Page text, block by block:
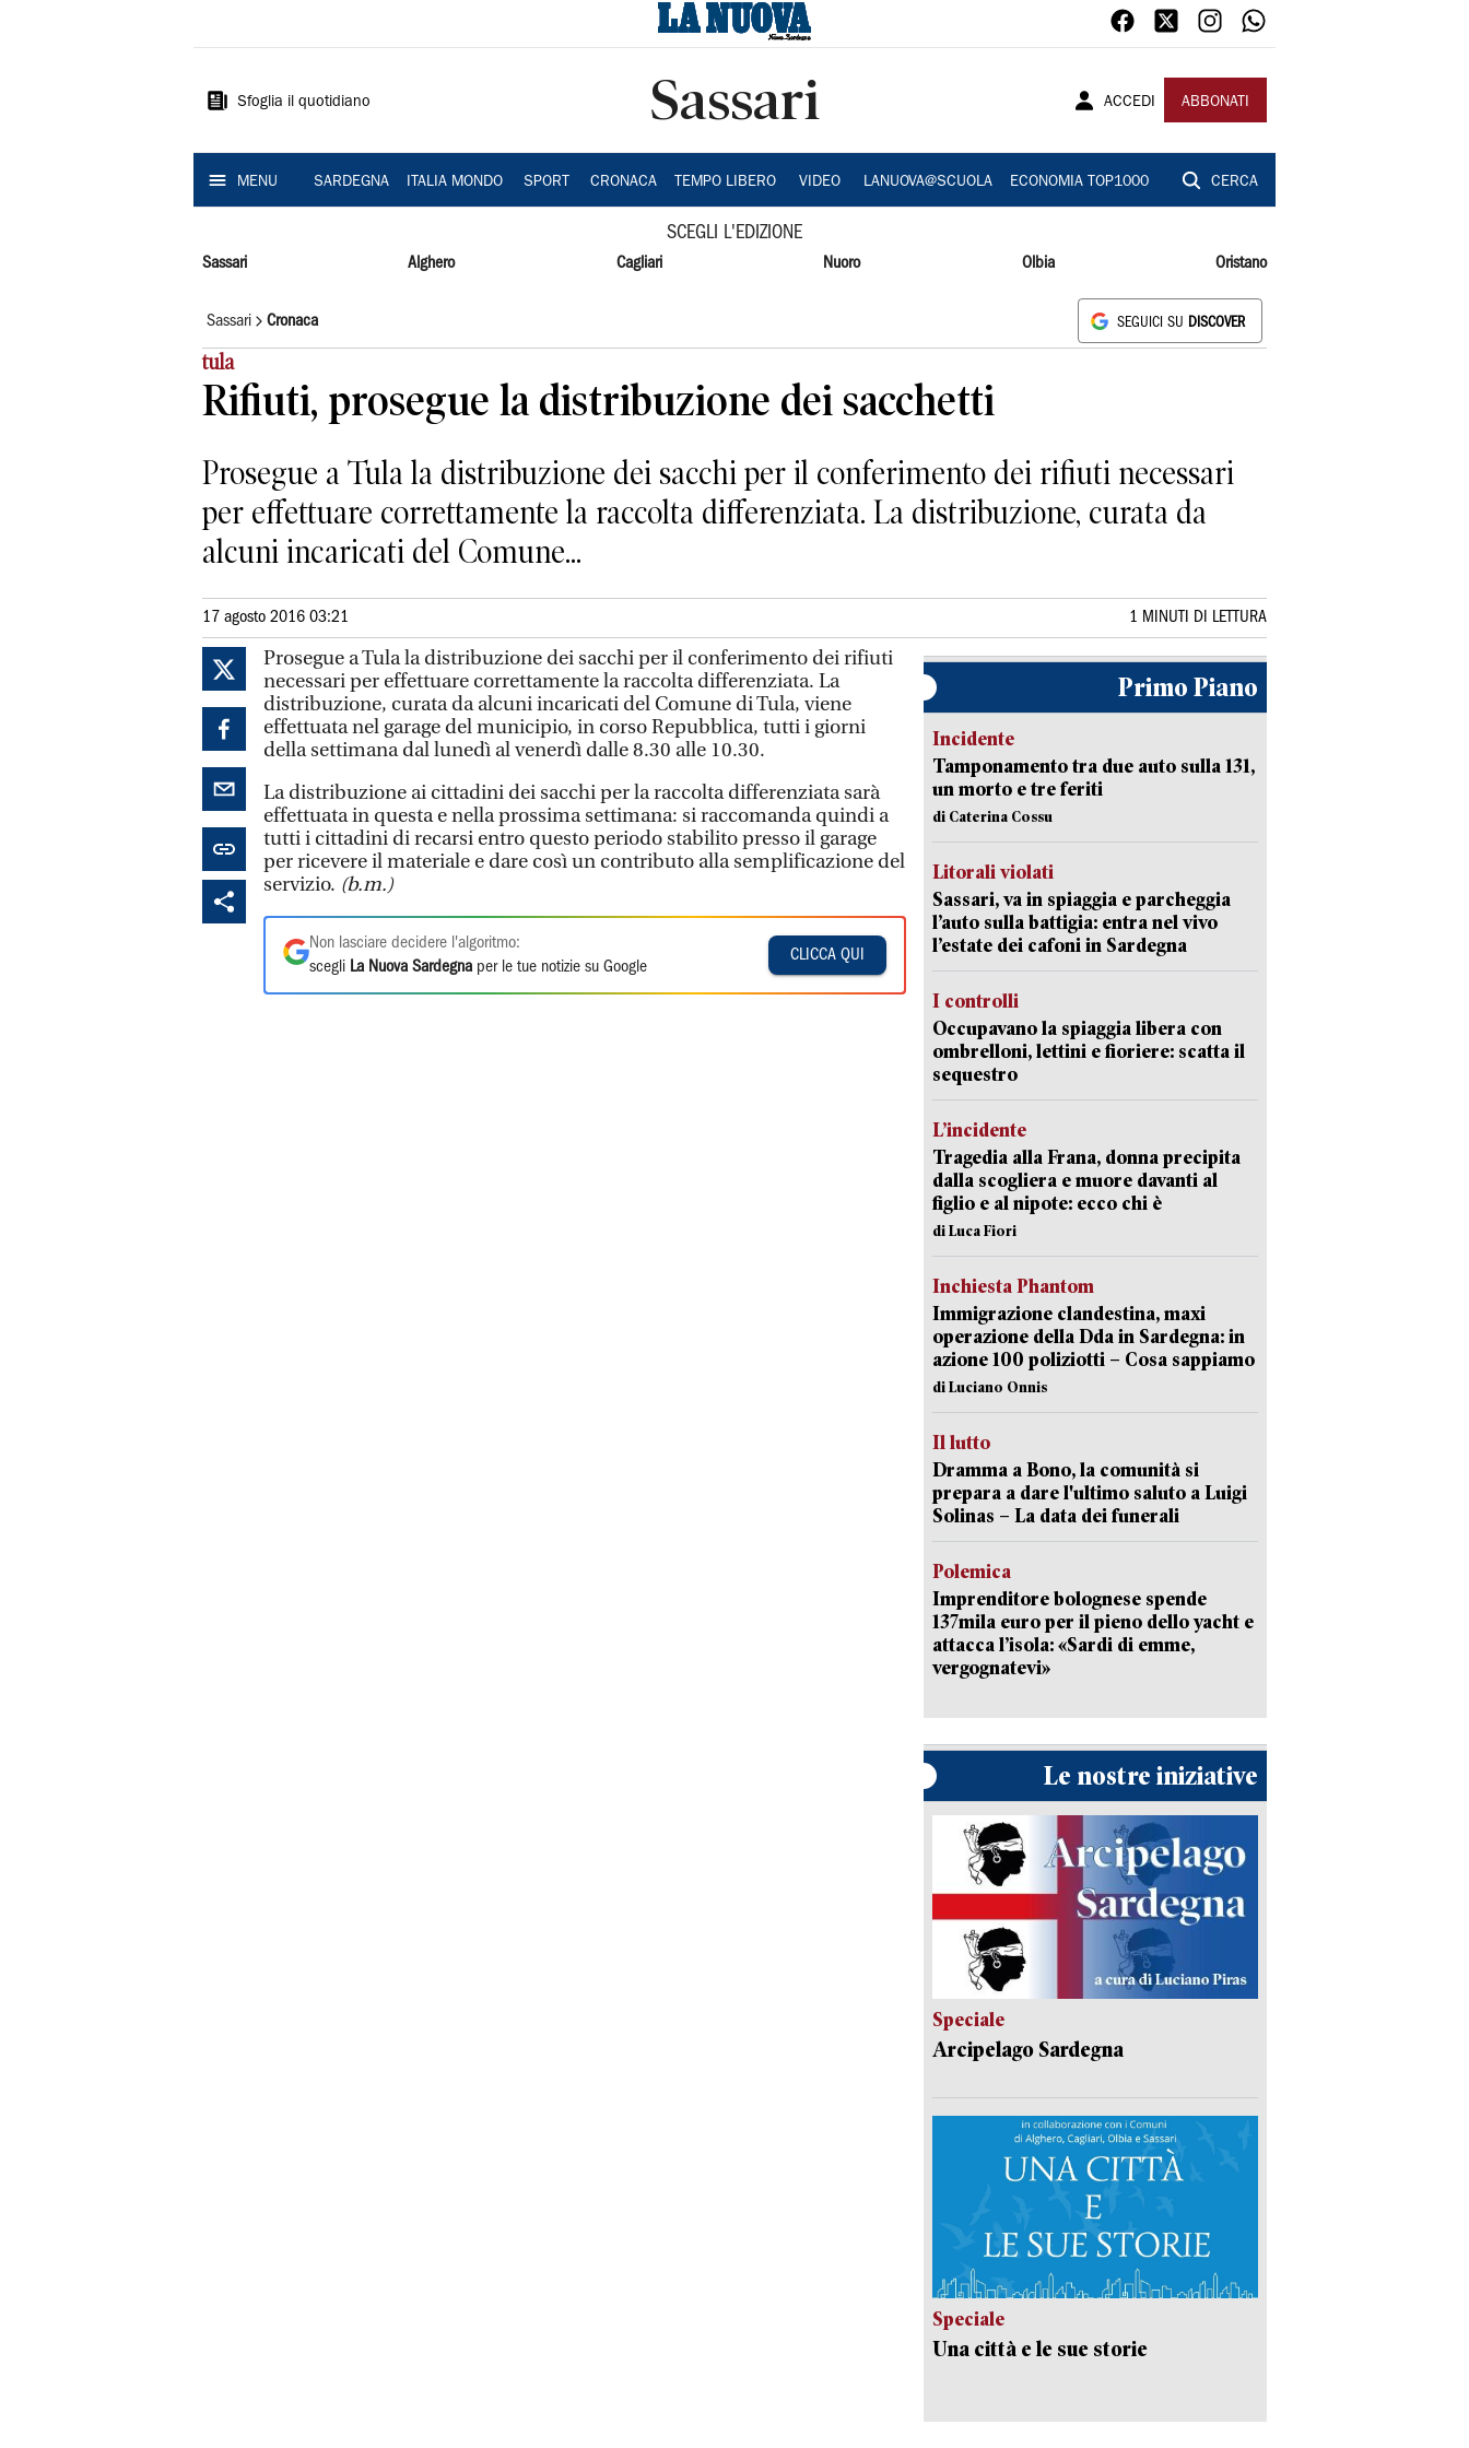
Sardegna
Sfoglia il quotidiano Sassari ACCEDI ABBONATI
MENU SARDEGNA ITALIA MONDO SPORT CRONACA TEMPO LIBERO VIDEO LANUOVA@SCUOLA ECONOMIA TOP1000 CERCA
SCEGLI L'EDIZIONE
Sassari Alghero Cagliari Nuoro Olbia Oristano
Sassari Cronaca SEGUICI SU DISCOVER
tula
Rifiuti, prosegue la distribuzione dei sacchetti
Prosegue a Tula la distribuzione dei sacchi per il conferimento dei rifiuti necessari
per effettuare correttamente la raccolta differenziata. La distribuzione, curata da
alcuni incaricati del Comune...
17 agosto 2016 03:21 1 MINUTI DI LETTURA
Prosegue a Tula la distribuzione dei sacchi per il conferimento dei rifiuti
necessari per effettuare correttamente la raccolta differenziata. La
distribuzione, curata da alcuni incaricati del Comune di Tula, viene
effettuata nel garage del municipio, in corso Repubblica, tutti i giorni
della settimana dal lunedì al venerdì dalle 8.30 alle 10.30.
La distribuzione ai cittadini dei sacchi per la raccolta differenziata sarà
effettuata in questa e nella prossima settimana: si raccomanda quindi a
tutti i cittadini di recarsi entro questo periodo stabilito presso il garage
per ricevere il materiale e dare così un contributo alla semplificazione del
servizio. (b.m.)
Non lasciare decidere l'algoritmo:
scegli La Nuova Sardegna per le tue notizie su Google
CLICCA QUI
Primo Piano
Incidente
Tamponamento tra due auto sulla 131,
un morto e tre feriti
di Caterina Cossu
Litorali violati
Sassari, va in spiaggia e parcheggia
l’auto sulla battigia: entra nel vivo
l’estate dei cafoni in Sardegna
I controlli
Occupavano la spiaggia libera con
ombrelloni, lettini e fioriere: scatta il
sequestro
L’incidente
Tragedia alla Frana, donna precipita
dalla scogliera e muore davanti al
figlio e al nipote: ecco chi è
di Luca Fiori
Inchiesta Phantom
Immigrazione clandestina, maxi
operazione della Dda in Sardegna: in
azione 100 poliziotti – Cosa sappiamo
di Luciano Onnis
Il lutto
Dramma a Bono, la comunità si
prepara a dare l'ultimo saluto a Luigi
Solinas – La data dei funerali
Polemica
Imprenditore bolognese spende
137mila euro per il pieno dello yacht e
attacca l’isola: «Sardi di emme,
vergognatevi»
Le nostre iniziative
Speciale
Arcipelago Sardegna
Speciale
Una città e le sue storie